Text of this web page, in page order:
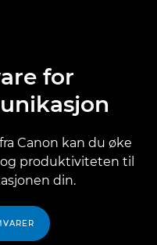
for
Canon kan du øke
produktiviteten til
din.